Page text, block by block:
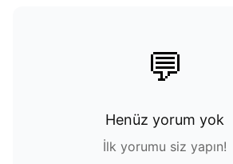
💬
Henüz yorum yok
İlk yorumu siz yapın!